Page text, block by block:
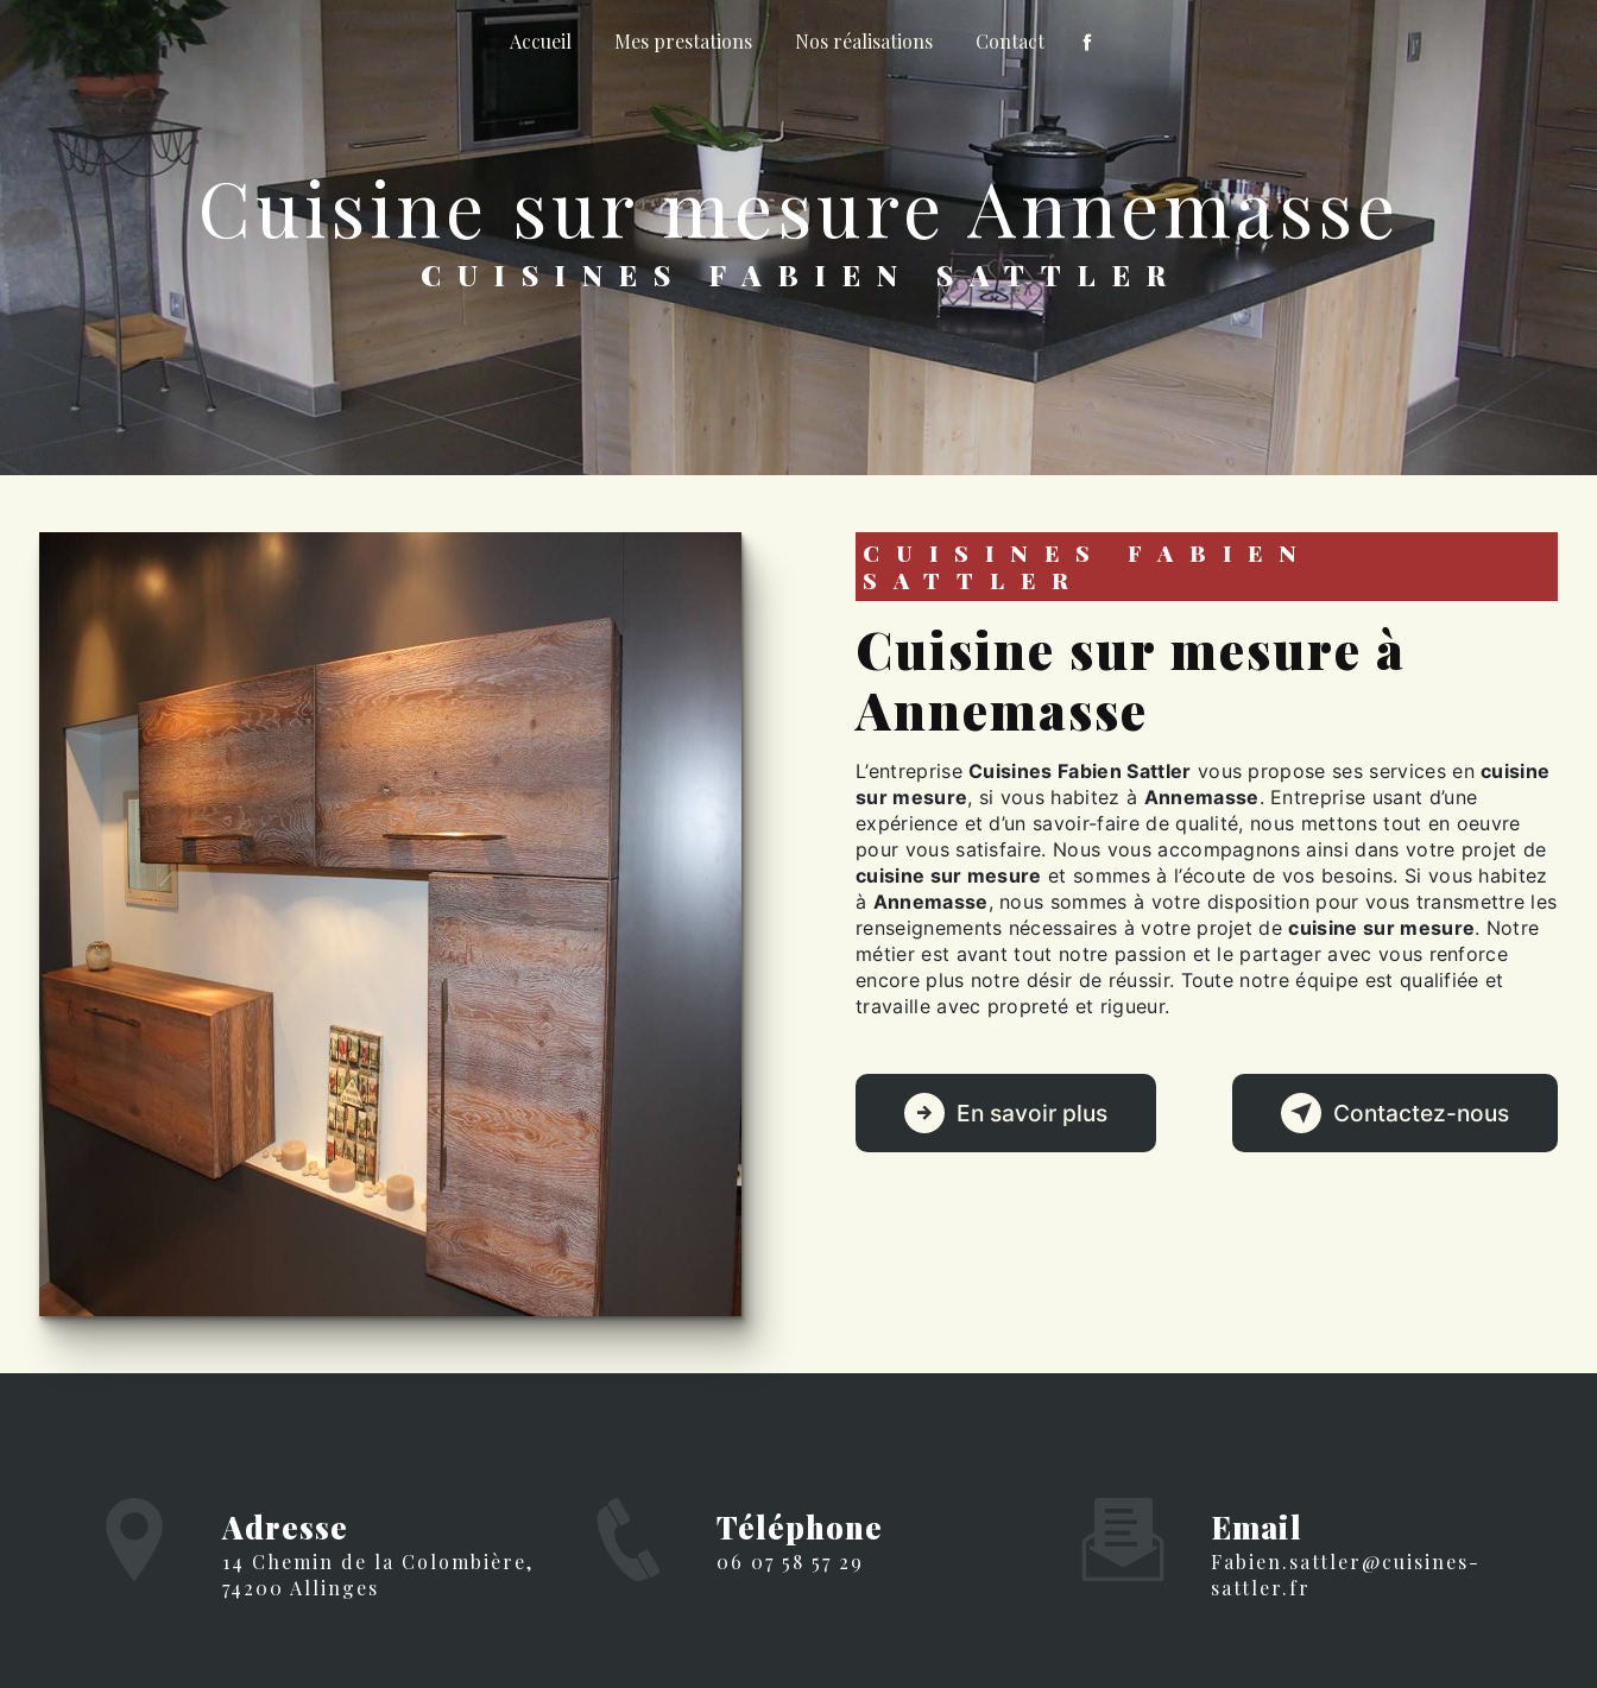
Accueil Mes prestations Nos réalisations Contact
cuisine sur mesure Annemasse
CUISINES FABIEN SATTLER
CUISINES FABIEN
SATTLER
cuisine sur mesure à
Annemasse
L’entrepriseCuisines Fabien Sattler vous propose ses services encuisine
sur mesure, si vous habitez à Annemasse. Entreprise usant d’une
expérience et d’un savoir-faire de qualité, nous mettons tout en oeuvre
pour vous satisfaire. Nous vous accompagnons ainsi dans votre projet de
cuisine sur mesure et sommes à l’écoute de vos besoins. Si vous habitez
à Annemasse, nous sommes à votre disposition pour vous transmettre les
renseignements nécessaires à votre projet decuisine sur mesure. Notre
métier est avant tout notre passion et le partager avec vous renforce
encore plus notre désir de réussir. Toute notre équipe est qualifiée et
travaille avec propreté et rigueur.
En savoir plus Contactez-nous
Adresse
14 Chemin de la Colombière,
74200 Allinges
Téléphone
06 07 58 57 29
Email
fabien.sattler@cuisines-
sattler.fr
Panneau de gestion des cookies